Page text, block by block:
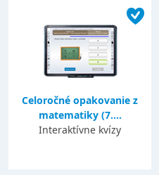
Celoročné opakovanie z
matematiky (7....
Interaktívne kvízy